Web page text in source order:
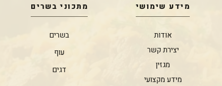
מידע שימושי
אודות
יצירת קשר
מגזין
מידע מקצועי
מתכוני בשרים
בשרים
עוף
דגים